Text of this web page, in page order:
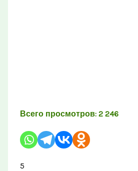
Всего просмотров: 2 246
5